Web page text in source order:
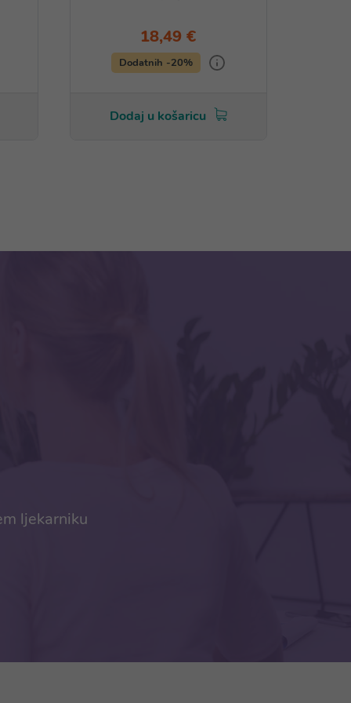
18,49 €
Dodatnih -20%
Dodaj u košaricu
ljekarniku